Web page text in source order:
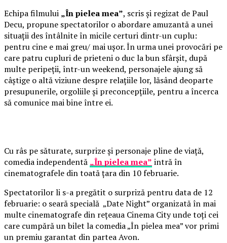
Echipa filmului „În pielea mea”, scris și regizat de Paul
Decu, propune spectatorilor o abordare amuzantă a unei
situații des întâlnite în micile certuri dintr-un cuplu:
pentru cine e mai greu/ mai ușor. În urma unei provocări pe
care patru cupluri de prieteni o duc la bun sfârșit, după
multe peripeții, într-un weekend, personajele ajung să
câștige o altă viziune despre relațiile lor, lăsând deoparte
presupunerile, orgoliile și preconcepțiile, pentru a încerca
să comunice mai bine între ei.
Cu râs pe săturate, surprize și personaje pline de viață,
comedia independentă „În pielea mea” intră în
cinematografele din toată țara din 10 februarie.
Spectatorilor li s-a pregătit o surpriză pentru data de 12
februarie: o seară specială „Date Night” organizată în mai
multe cinematografe din rețeaua Cinema City unde toți cei
care cumpără un bilet la comedia „În pielea mea” vor primi
un premiu garantat din partea Avon.